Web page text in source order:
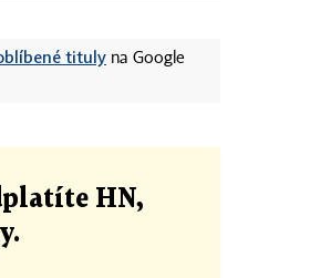
tituly na Google
HN,
.